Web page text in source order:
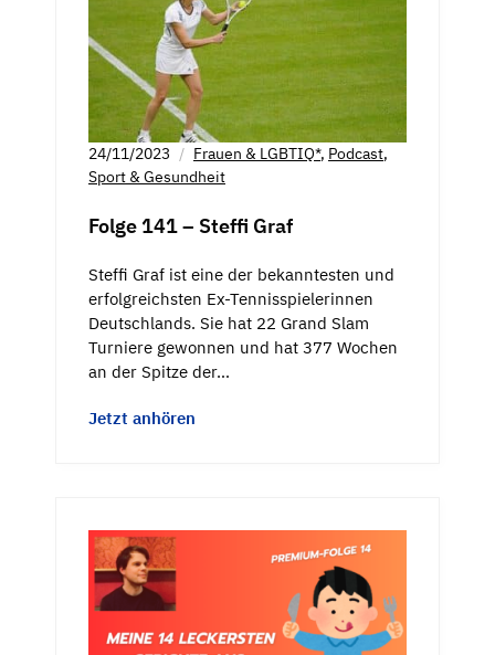
24/11/2023 Frauen & LGBTIQ*, Podcast,
Sport & Gesundheit
Folge 141 – Steffi Graf
Steffi Graf ist eine der bekanntesten und
erfolgreichsten Ex-Tennisspielerinnen
Deutschlands. Sie hat 22 Grand Slam
Turniere gewonnen und hat 377 Wochen
an der Spitze der…
Jetzt anhören